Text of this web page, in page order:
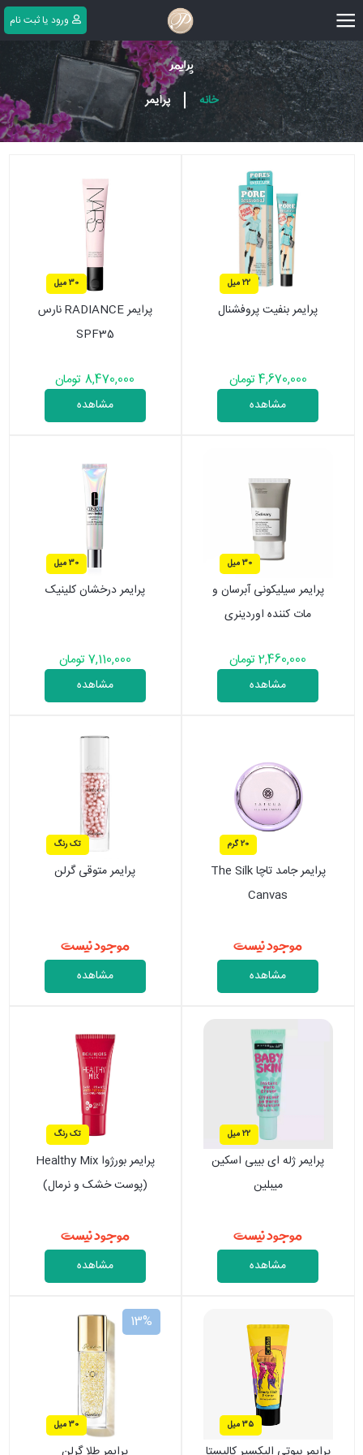
||| ورود یا ثبت ‌نام
پرایمر
خانه | پرایمر
22 میل
پرایمر بنفیت پروفشنال
4,670,000 تومان
مشاهده
30 میل
پرایمر RADIANCE نارس
SPF35
8,470,000 تومان
مشاهده
30 میل
پرایمر سیلیکونی آبرسان و
مات کننده اوردینری
2,460,000 تومان
مشاهده
30 میل
پرایمر درخشان کلینیک
7,110,000 تومان
مشاهده
20 گرم
پرایمر جامد تاچا The Silk
Canvas
موجود نیست
مشاهده
تک رنگ
پرایمر متوقی گرلن
موجود نیست
مشاهده
22 میل
پرایمر ژله ای بیبی اسکین
میبلین
موجود نیست
مشاهده
تک رنگ
پرایمر بورژوا Healthy Mix
(پوست خشک و نرمال)
موجود نیست
مشاهده
35 میل
13%
30 میل